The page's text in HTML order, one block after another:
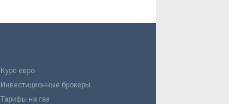
Курс евро
Инвестиционные брокеры
Тарифы на газ